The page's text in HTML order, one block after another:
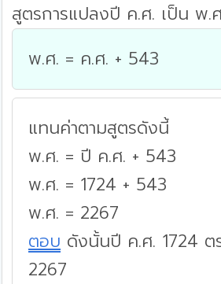
สูตรการแปลงปี ค.ศ. เป็น พ.
พ.ศ. = ค.ศ. + 543
แทนค่าตามสูตรดังนี้
พ.ศ. = ปี ค.ศ. + 543
พ.ศ. = 1724 + 543
พ.ศ. = 2267
ตอบ ดังนั้นปี ค.ศ. 1724
2267